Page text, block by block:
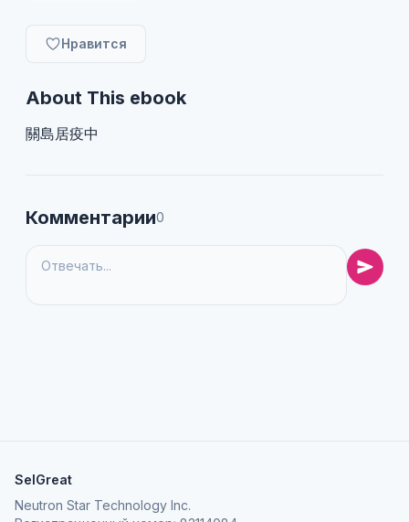
Нравится
About This ebook
關島居疫中
Комментарии0
SelGreat
Neutron Star Technology Inc.